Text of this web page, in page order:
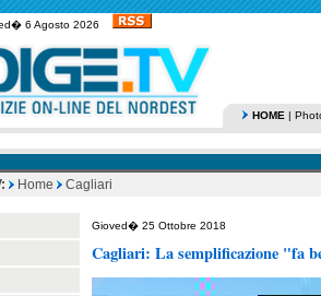
6 Agosto 2026
HOME |
Home Cagliari
Gioved� 25 Ottobre 2018
Cagliari: La semplificazione "fa